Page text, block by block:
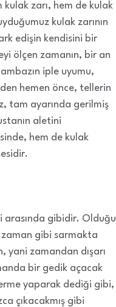
kulak zarı, hem de kulak
kulak zarının
edişin kendisini bir
ölçen zamanın, bir an
iple uyumu,
hemen önce, tellerin
tam ayarında gerilmiş
aletini
hem de kulak
arasında gibidir. Olduğu
zaman gibi sarmakta
yani zamandan dışarı
bir gedik açacak
yaparak dediği gibi,
çıkacakmış gibi